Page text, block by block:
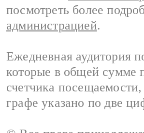
посмотреть более
администрацией.
Ежедневная аудитория
которые в общей сумме
счетчика
графе указано по две